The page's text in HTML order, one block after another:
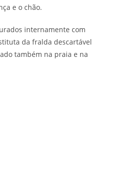
e o chão.
internamente com
da fralda descartável
também na praia e na